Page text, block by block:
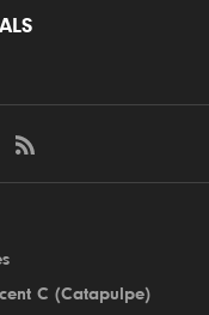
C (Catapulpe)